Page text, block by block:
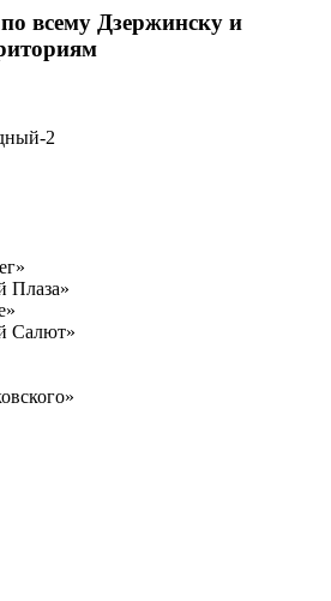
всему Дзержинску и
2
Плаза»
Салют»